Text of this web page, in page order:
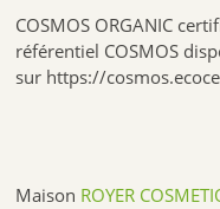
COSMOS ORGANIC
référentiel COSMOS
sur https://
Maison ROYER